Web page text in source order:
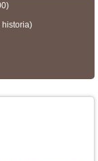
historia)